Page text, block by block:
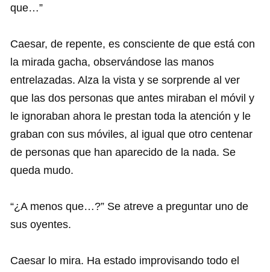
que…”
Caesar, de repente, es consciente de que está con
la mirada gacha, observándose las manos
entrelazadas. Alza la vista y se sorprende al ver
que las dos personas que antes miraban el móvil y
le ignoraban ahora le prestan toda la atención y le
graban con sus móviles, al igual que otro centenar
de personas que han aparecido de la nada. Se
queda mudo.
“¿A menos que…?” Se atreve a preguntar uno de
sus oyentes.
Caesar lo mira. Ha estado improvisando todo el